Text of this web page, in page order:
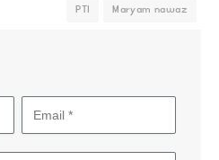
Maryam nawaz
PTI